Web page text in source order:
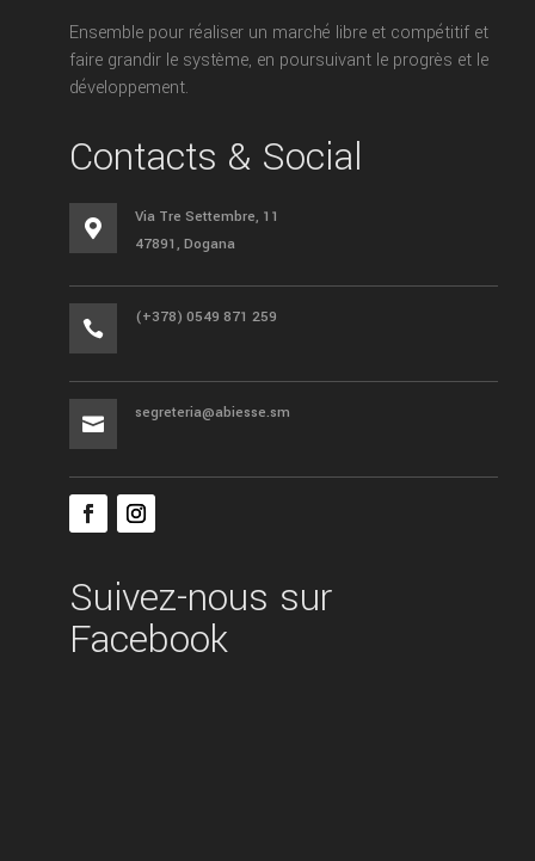
Ensemble pour réaliser un marché libre et compétitif et
faire grandir le système, en poursuivant le progrès et le
développement.
Contacts & Social

Via Tre Settembre, 11
47891, Dogana

(+378) 0549 871 259

segreteria@abiesse.sm
Suivez-nous sur
Facebook